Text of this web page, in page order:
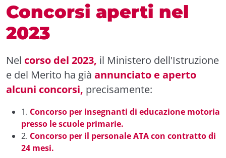
Concorsi aperti nel
2023
Nel corso del 2023, il Ministero dell'Istruzione
e del Merito ha già annunciato e aperto
alcuni concorsi, precisamente:
1. Concorso per insegnanti di educazione motoria
presso le scuole primarie.
2. Concorso per il personale ATA con contratto di
24 mesi.